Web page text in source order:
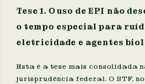
Tese 1. O uso de EPI não
o tempo especial para
eletricidade e agentes
Esta é a tese mais consolidada
jurisprudência federal. O STF,